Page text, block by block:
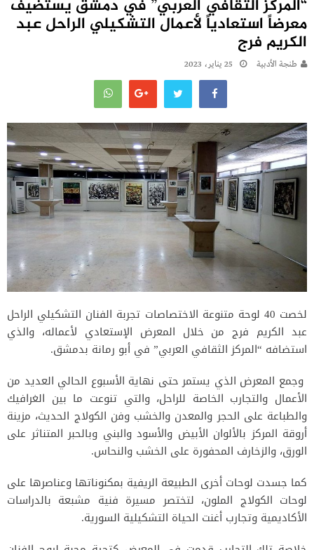
“المركز الثقافي العربي” في دمشق يستضيف
معرضاً استعادياً لأعمال التشكيلي الراحل عبد
الكريم فرج
طنجة الأدبية 25 يناير، 2023
لخصت 40 لوحة متنوعة الاختصاصات تجربة الفنان التشكيلي الراحل
عبد الكريم فرج من خلال المعرض الإستعادي لأعماله، والذي
استضافه “المركز الثقافي العربي” في أبو رمانة بدمشق.
وجمع المعرض الذي يستمر حتى نهاية الأسبوع الحالي العديد من
الأعمال والتجارب الخاصة للراحل، والتي تنوعت ما بين الغرافيك
والطباعة على الحجر والمعدن والخشب وفن الكولاج الحديث، مزينة
أروقة المركز بالألوان الأبيض والأسود والبني وبالحبر المتناثر على
الورق، والزخارف المحفورة على الخشب والنحاس.
كما جسدت لوحات أخرى الطبيعة الريفية بمكنوناتها وعناصرها على
لوحات الكولاج الملون، لتختصر مسيرة فنية مشبعة بالدراسات
الأكاديمية وتجارب أغنت الحياة التشكيلية السورية.